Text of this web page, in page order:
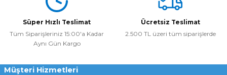
Süper Hızlı Teslimat
Tüm Siparişleriniz 15:00'a Kadar
Aynı Gün Kargo
Ücretsiz Teslimat
2.500 TL üzeri tüm siparişlerde
Müşteri Hizmetleri